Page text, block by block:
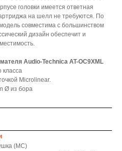
головки имеется ответная
на шелл не требуются. По
совместима с большинством
дизайн обеспечит и
Audio-Technica AT-OC9XML
класса
Microlinear.
Ø из бора
(MС)